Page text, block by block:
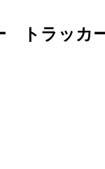
トラッカ